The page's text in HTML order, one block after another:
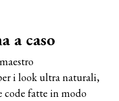
a caso
i look ultra naturali,
code fatte in modo